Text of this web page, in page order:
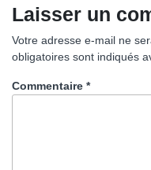
Laisser un
Votre adresse e-mail ne
obligatoires sont indiqués
Commentaire *